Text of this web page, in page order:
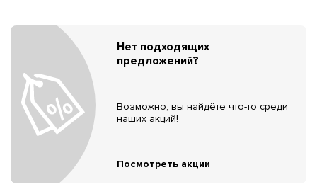
Нет подходящих
предложений?
Возможно, вы найдёте что-то среди
наших акций!
Посмотреть акции